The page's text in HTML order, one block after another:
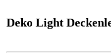
Deko Light